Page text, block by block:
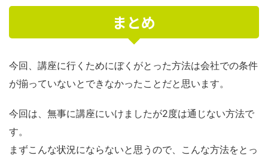
まとめ
今回、講座に行くためにぼくがとった方法は会社での条件
が揃っていないとできなかったことだと思います。
今回は、無事に講座にいけましたが2度は通じない方法で
す。
まずこんな状況にならないと思うので、こんな方法をとっ